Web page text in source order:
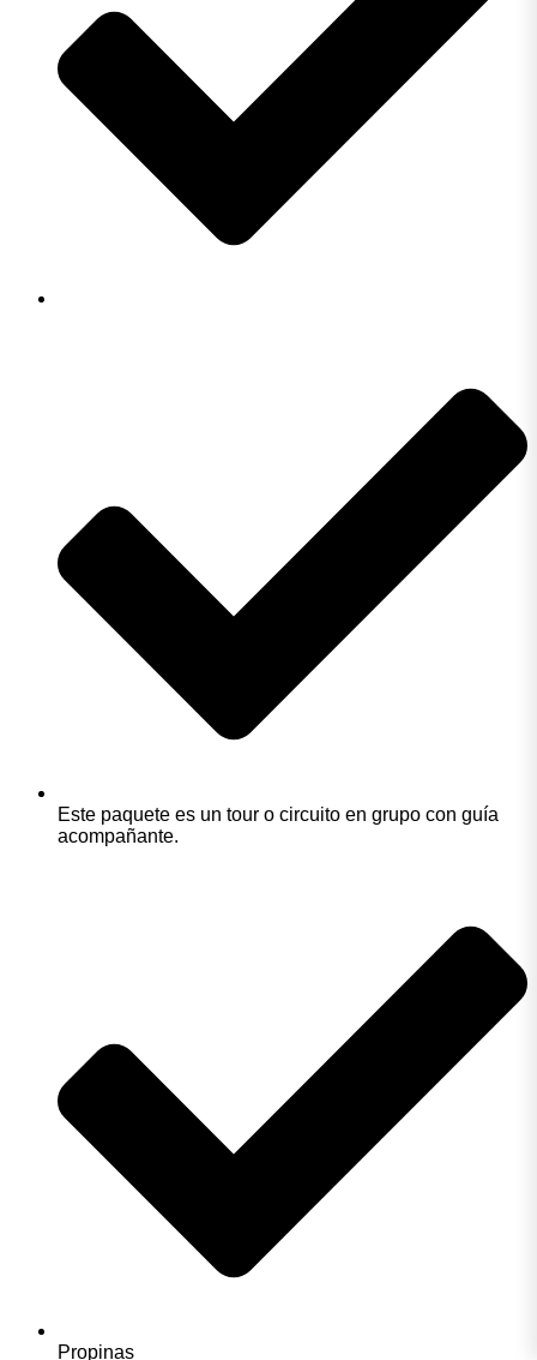
Este paquete es un tour o circuito en grupo con guía
acompañante.
Propinas